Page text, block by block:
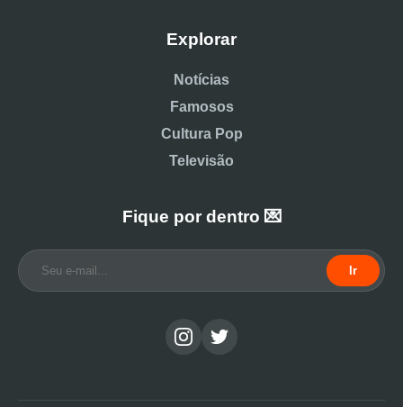
Explorar
Notícias
Famosos
Cultura Pop
Televisão
Fique por dentro 💌
Ir